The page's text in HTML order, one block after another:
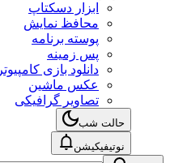
ابزار دسکتاپ
محافظ نمایش
پوسته برنامه
پس زمینه
دانلود بازی کامپیوتر
عکس ماشین
تصاویر گرافیکی
حالت شب
نوتیفیکیشن